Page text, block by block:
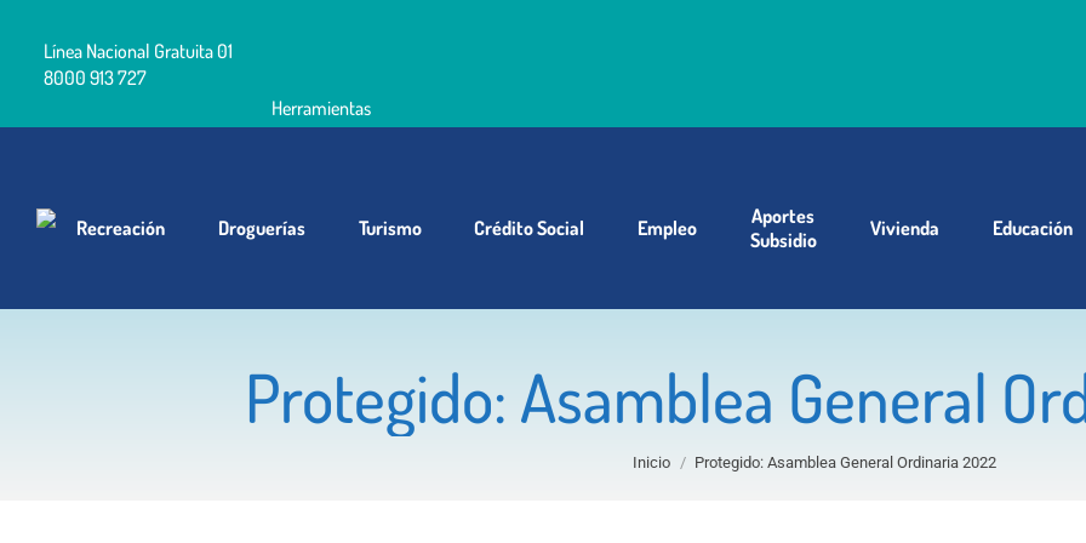
Línea Nacional Gratuita 01
8000 913 727
Herramientas
Recreación Droguerías Turismo Crédito Social Empleo
Aportes
Subsidio
Vivienda Educación
Protegido: Asamblea General
Inicio Protegido: Asamblea General Ordinaria 2022